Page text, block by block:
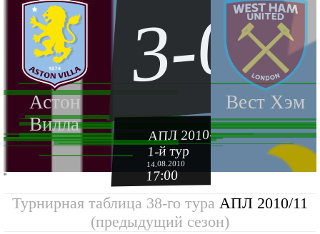
Астон
Вилла
Вест Хэм
3-0
АПЛ 2010-2011
1-й тур
14.08.2010
17:00
''
Турнирная таблица 38-го тура АПЛ 2010/11
(предыдущий сезон)